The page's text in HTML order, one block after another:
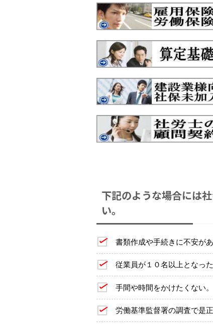
下記のような場合には
い。
書類作成や手続きに不安があ
従業員が１０名以上となっ
手間や時間をかけたくない。
労働基準監督署の調査で是